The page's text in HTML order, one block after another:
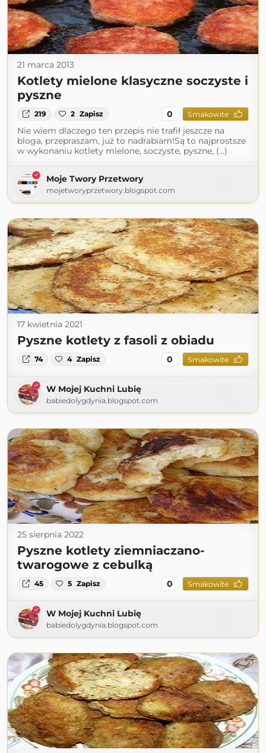
21 marca 2013
Kotlety mielone klasyczne soczyste i
pyszne
219 2 Zapisz 0 Smakowite
Nie wiem dlaczego ten przepis nie trafił jeszcze na
bloga, przepraszam, już to nadrabiam!Są to najprostsze
w wykonaniu kotlety mielone, soczyste, pyszne, (...)
Moje Twory Przetwory
mojetworyprzetwory.blogspot.com
17 kwietnia 2021
Pyszne kotlety z fasoli z obiadu
74 4 Zapisz 0 Smakowite
W Mojej Kuchni Lubię
babiedolygdynia.blogspot.com
25 sierpnia 2022
Pyszne kotlety ziemniaczano-
twarogowe z cebulką
45 5 Zapisz 0 Smakowite
W Mojej Kuchni Lubię
babiedolygdynia.blogspot.com